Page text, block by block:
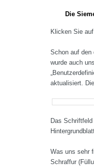
Die
Klicken Sie
Schon auf den
wurde auch
aktualisiert.
Das
Was uns sehr
Schraffur